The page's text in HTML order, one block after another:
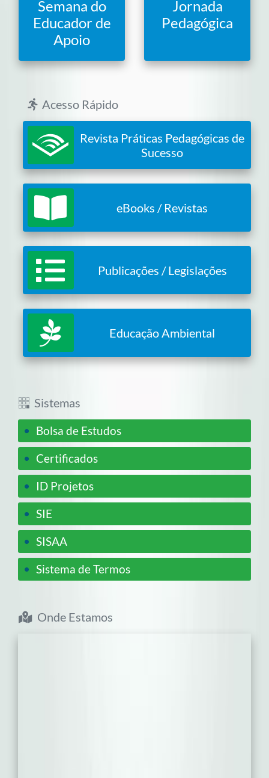
Semana do
Educador de
Apoio
Jornada
Pedagógica
Onde Estamos
Acesso Rápido
Revista Práticas Pedagógicas de
Sucesso
eBooks / Revistas
Publicações / Legislações
Educação Ambiental
Sistemas
• Bolsa de Estudos
• Certificados
• ID Projetos
• SIE
• SISAA
• Sistema de Termos